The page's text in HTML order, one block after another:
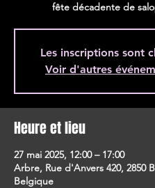
fête décadente de
Les inscriptions sont
Voir d'autres
Heure et lieu
27 mai 2025, 12:00 – 17:00
Arbre, Rue d'Anvers 420, 2850
Belgique